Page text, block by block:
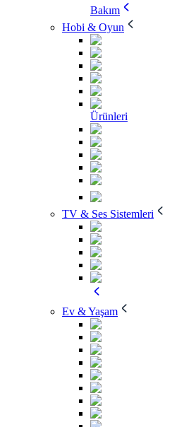
Bakım
Hobi & Oyun
Ürünleri
TV & Ses Sistemleri
Ev & Yaşam